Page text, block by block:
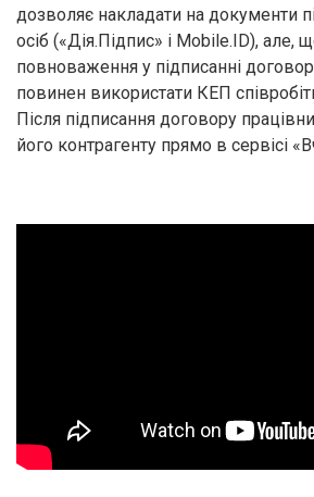
дозволяє накладати на документи
осіб («Дія.Підпис» і Mobile.ID), але,
повноваження у підписанні
повинен використати КЕП
Після підписання договору
його контрагенту прямо в сервісі